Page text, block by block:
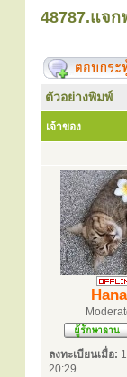
48787.แจ
ตัวอย่างพิมพ์
เจ้าของ
ลงทะเบียนเมื่อ:
20:29